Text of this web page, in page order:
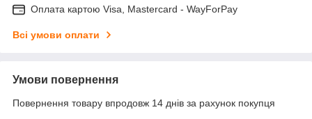
Оплата картою Visa, Mastercard - WayForPay
Всі умови оплати
Умови повернення
Повернення товару впродовж 14 днів за рахунок покупця